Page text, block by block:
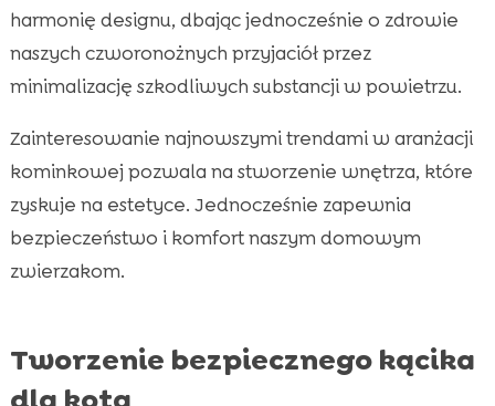
harmonię designu, dbając jednocześnie o zdrowie
naszych czworonożnych przyjaciół przez
minimalizację szkodliwych substancji w powietrzu.
Zainteresowanie najnowszymi trendami w aranżacji
kominkowej pozwala na stworzenie wnętrza, które
zyskuje na estetyce. Jednocześnie zapewnia
bezpieczeństwo i komfort naszym domowym
zwierzakom.
Tworzenie bezpiecznego kącika